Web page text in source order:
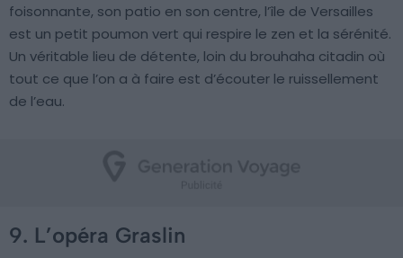
foisonnante, son patio en son centre, l’île de Versailles
est un petit poumon vert qui respire le zen et la sérénité.
Un véritable lieu de détente, loin du brouhaha citadin où
tout ce que l’on a à faire est d’écouter le ruissellement
de l’eau.
9. L’opéra Graslin